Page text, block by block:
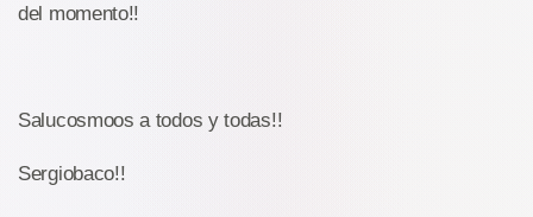
del momento!!
Salucosmoos a todos y todas!!
Sergiobaco!!